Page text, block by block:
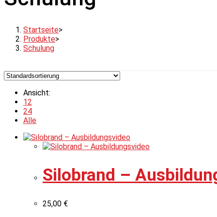
Startseite>
Produkte>
Schulung
Ansicht:
12
24
Alle
Silobrand –
25,00 €